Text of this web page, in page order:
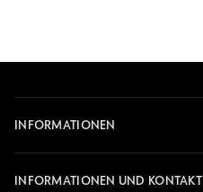
Health
Care
INFORMATIONEN
INFORMATIONEN UND KONTAKT